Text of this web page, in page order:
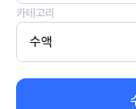
카테고리
수액